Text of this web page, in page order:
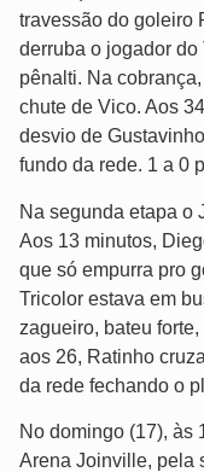
travessão do goleiro
derruba o jogador
pênalti. Na
chute de Vico. Aos
desvio de
fundo da rede. 1 a 0
Na segunda etapa o
Aos 13 minutos,
que só empurra pro
Tricolor estava em
zagueiro, bateu
aos 26, Ratinho
da rede fechando o
No domingo (17), às
Arena Joinville, pela